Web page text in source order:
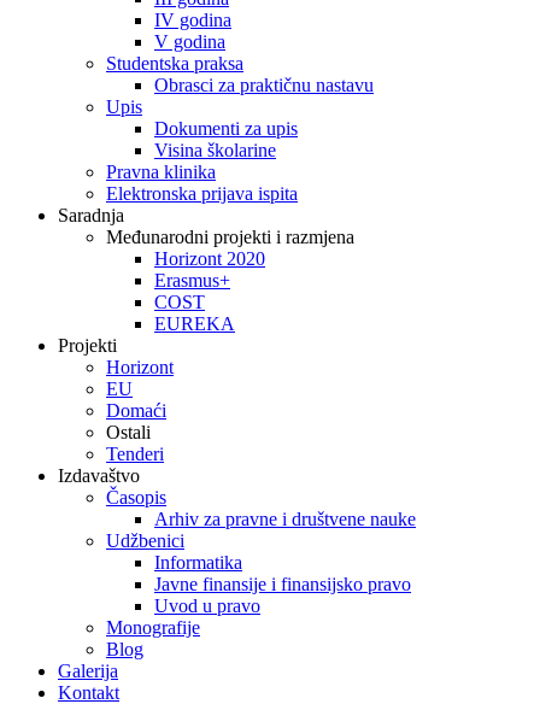
IV godina
V godina
Studentska praksa
Obrasci za praktičnu nastavu
Upis
Dokumenti za upis
Visina školarine
Pravna klinika
Elektronska prijava ispita
Saradnja
Međunarodni projekti i razmjena
Horizont 2020
Erasmus+
COST
EUREKA
Projekti
Horizont
EU
Domaći
Ostali
Tenderi
Izdavaštvo
Časopis
Arhiv za pravne i društvene nauke
Udžbenici
Informatika
Javne finansije i finansijsko pravo
Uvod u pravo
Monografije
Blog
Galerija
Kontakt